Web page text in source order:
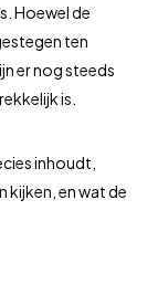
Hoewel de
ten
er nog steeds
is.
inhoudt,
kijken, en wat de